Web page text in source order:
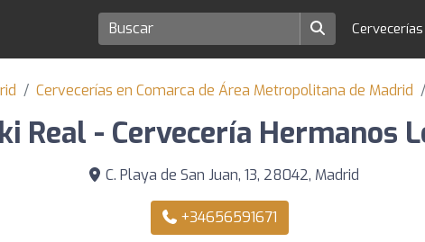
Cervecerías
Cervecerías en Comarca de Área Metropolitana de Madrid
Real - Cervecería Hermanos
C. Playa de San Juan, 13, 28042, Madrid
+34656591671